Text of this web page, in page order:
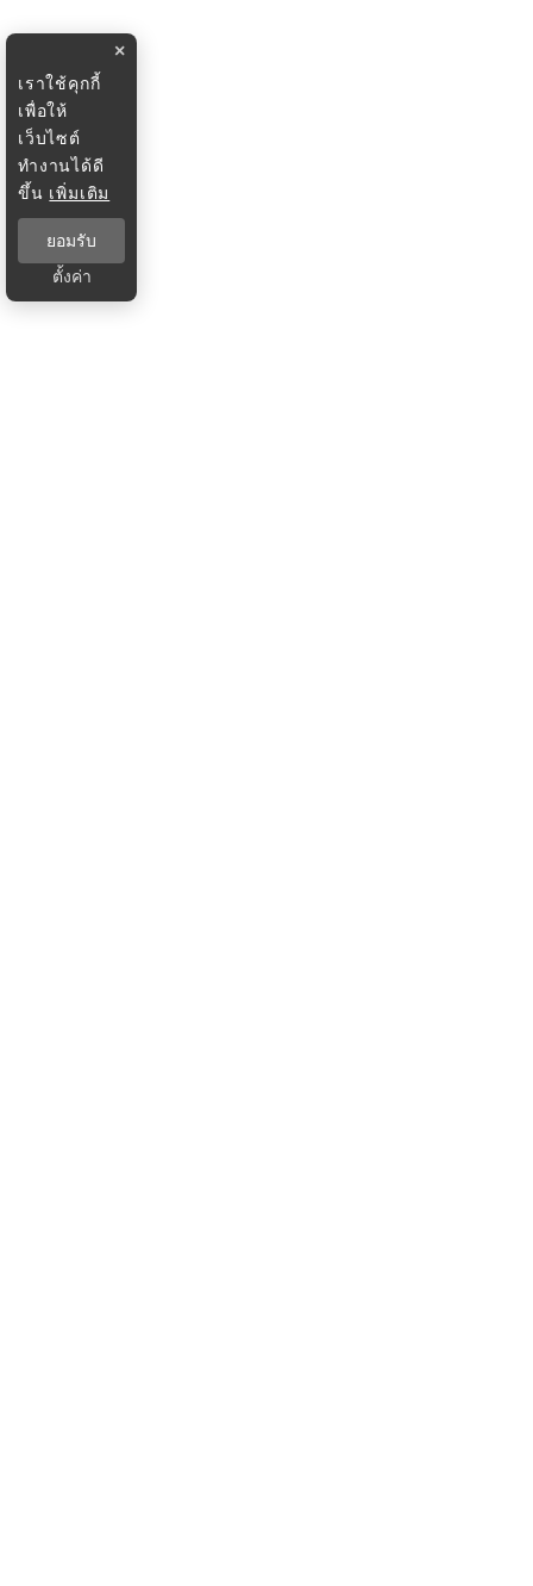
×
เราใช้คุกกี้
เพื่อให้
เว็บไซต์
ทำงานได้ดี
ขึ้น เพิ่มเติม
ยอมรับ
ตั้งค่า